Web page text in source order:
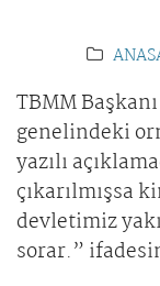
TBMM
genelindeki
yazılı
çıkarılmışsa
devletimiz
sorar.”